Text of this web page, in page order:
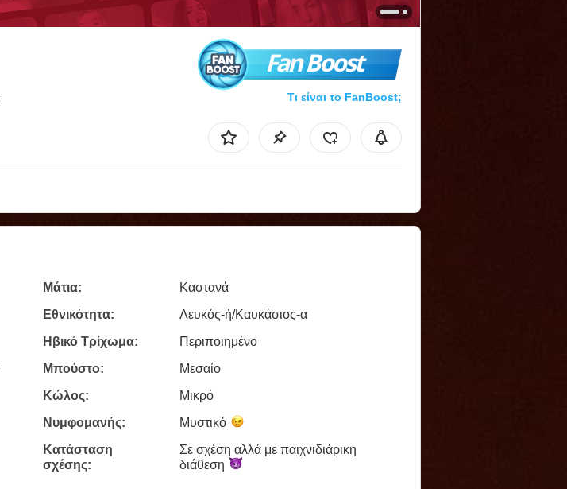
Fan Boost
Τι είναι το FanBoost;
Μάτια:
Καστανά
Εθνικότητα:
Λευκός-ή/Καυκάσιος-α
Ηβικό Τρίχωμα:
Περιποιημένο
Μπούστο:
Μεσαίο
Κώλος:
Μικρό
Νυμφομανής:
Μυστικό
Κατάσταση
σχέσης:
Σε σχέση αλλά με παιχνιδιάρικη
διάθεση